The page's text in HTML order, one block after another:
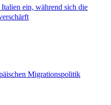
ein, während sich die
Migrationspolitik